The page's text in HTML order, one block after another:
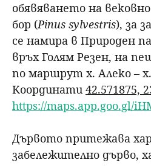
обявяването на
бор (Pinus sylvestris), за
се намира в Природен
връх Голям Резен, на
по маршрут х. Алеко –
Координати 42.571875,
https://maps.app.goo.gl/
Дървото притежава
забележително дърво,